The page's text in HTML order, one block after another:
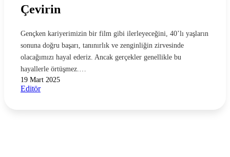
Çevirin
Gençken kariyerimizin bir film gibi ilerleyeceğini, 40’lı yaşların
sonuna doğru başarı, tanınırlık ve zenginliğin zirvesinde
olacağımızı hayal ederiz. Ancak gerçekler genellikle bu
hayallerle örtüşmez.…
19 Mart 2025
Editör